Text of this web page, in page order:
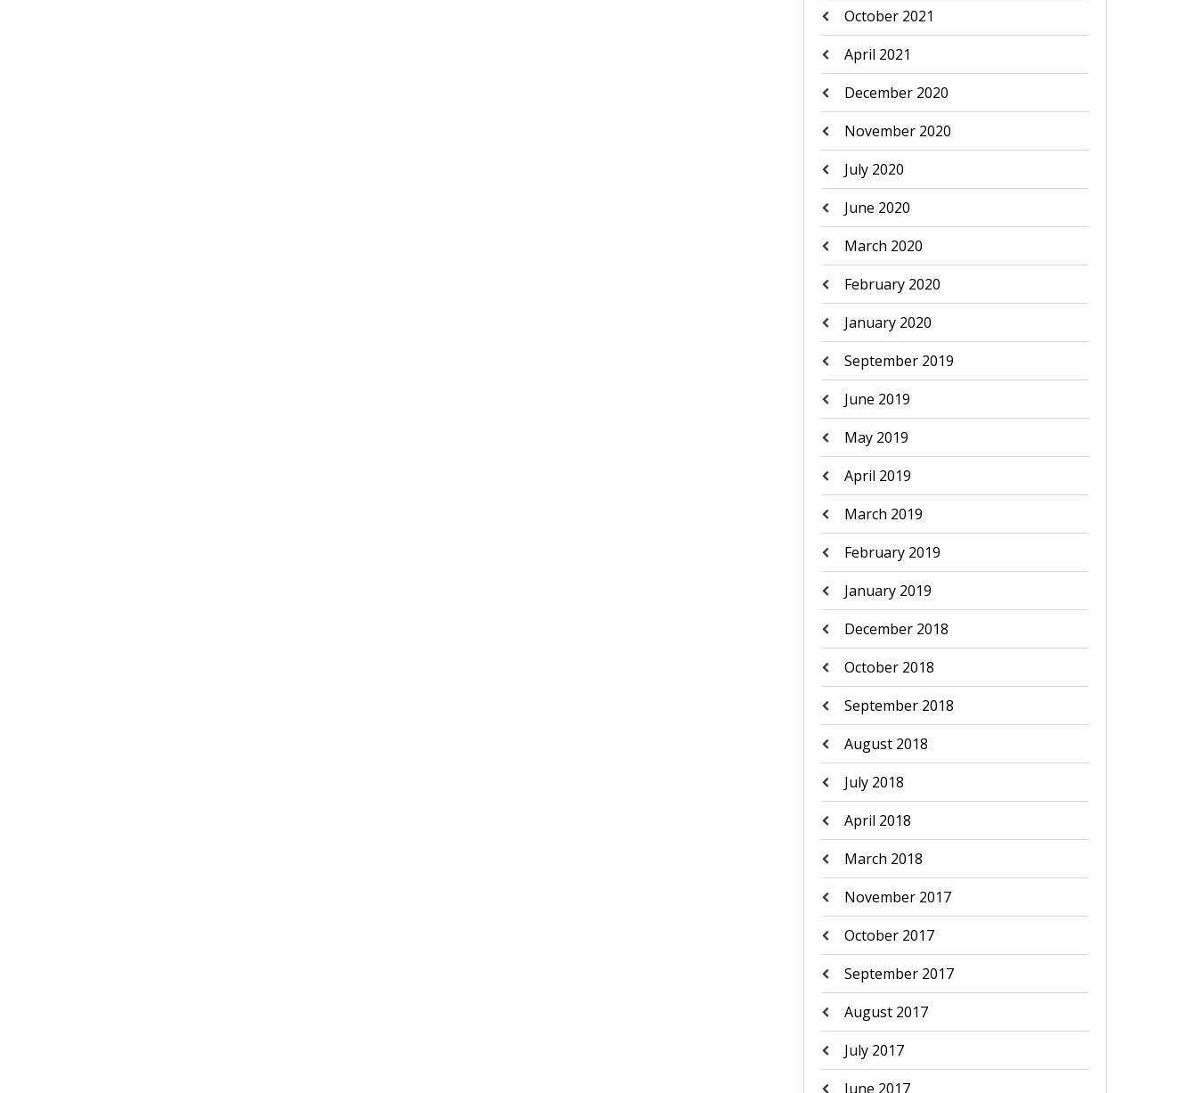
October 2021
April 2021
December 2020
November 2020
July 2020
June 2020
March 2020
February 2020
January 2020
September 2019
June 2019
May 2019
April 2019
March 2019
February 2019
January 2019
December 2018
October 2018
September 2018
August 2018
July 2018
April 2018
March 2018
November 2017
October 2017
September 2017
August 2017
July 2017
June 2017